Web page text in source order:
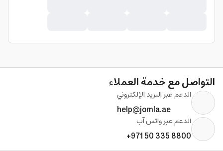
التواصل مع خدمة العملاء
الدعم عبر البريد الإلكتروني
help@jomla.ae
الدعم عبر واتس آب
+971 50 335 8800